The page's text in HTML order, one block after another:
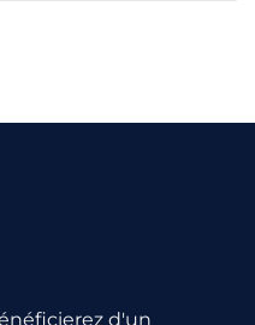
d'un